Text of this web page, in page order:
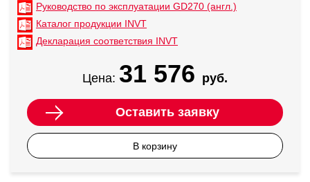
Руководство по эксплуатации GD270 (англ.)
Каталог продукции INVT
Декларация соответствия INVT
Цена: 31 576 руб.
Оставить заявку
В корзину